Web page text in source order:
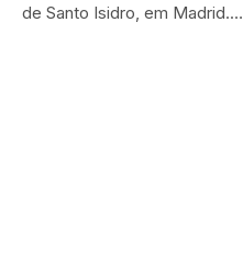
de Santo Isidro, em Madrid.…